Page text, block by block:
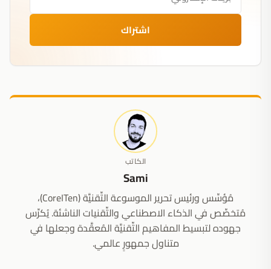
اشتراك
الكاتب
Sami
مُؤسِّس ورئيس تحرير الموسوعة التِّقنيَّة (CoreITen)،
مُتخصِّص في الذكاء الاصطناعي والتِّقنيات الناشئة. يُكرِّس
جهوده لتبسيط المفاهيم التِّقنيَّة المُعقَّدة وجعلها في
متناول جمهورٍ عالمي.